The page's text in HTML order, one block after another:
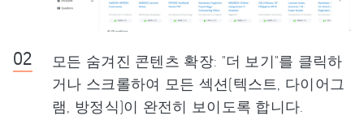
모든 숨겨진 콘텐츠 확장: "더 보기"를 클릭하
거나 스크롤하여 모든 섹션(텍스트, 다이어그
램, 방정식)이 완전히 보이도록 합니다.